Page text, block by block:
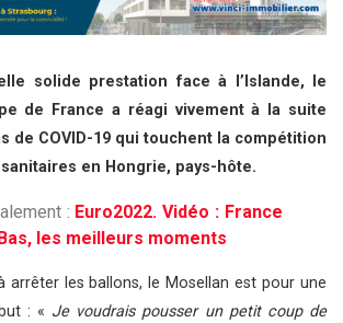
solide prestation face à l’Islande, le
de France a réagi vivement à la suite
de COVID-19 qui touchent la compétition
en Hongrie, pays-hôte.
: Euro2022. Vidéo : France
les meilleurs moments
arrêter les ballons, le Mosellan est pour une
: « Je voudrais pousser un petit coup de